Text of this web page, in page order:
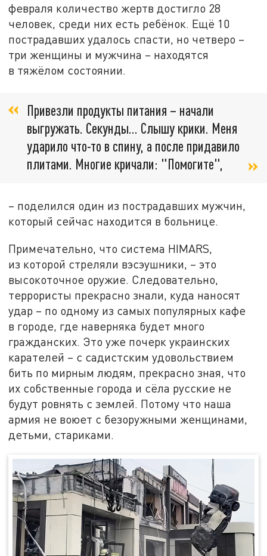
февраля количество жертв достигло 28
человек, среди них есть ребёнок. Ещё 10
пострадавших удалось спасти, но четверо –
три женщины и мужчина – находятся
в тяжёлом состоянии.
Привезли продукты питания – начали
выгружать. Секунды… Слышу крики. Меня
ударило что-то в спину, а после придавило
плитами. Многие кричали: "Помогите",
– поделился один из пострадавших мужчин,
который сейчас находится в больнице.
Примечательно, что система HIMARS,
из которой стреляли вэсэушники, – это
высокоточное оружие. Следовательно,
террористы прекрасно знали, куда наносят
удар – по одному из самых популярных кафе
в городе, где наверняка будет много
гражданских. Это уже почерк украинских
карателей – с садистским удовольствием
бить по мирным людям, прекрасно зная, что
их собственные города и сёла русские не
будут ровнять с землей. Потому что наша
армия не воюет с безоружными женщинами,
детьми, стариками.